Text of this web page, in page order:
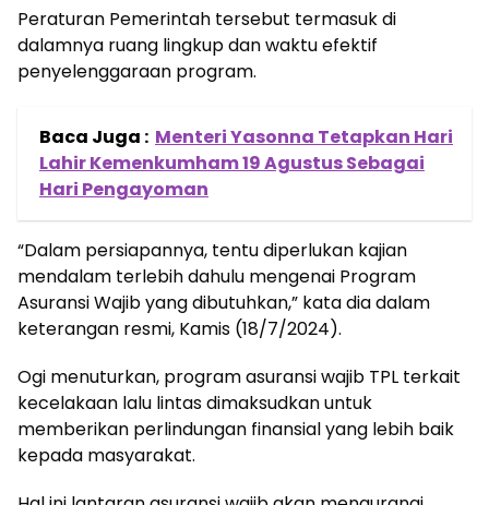
Peraturan Pemerintah tersebut termasuk di
dalamnya ruang lingkup dan waktu efektif
penyelenggaraan program.
Baca Juga : Menteri Yasonna Tetapkan Hari
Lahir Kemenkumham 19 Agustus Sebagai
Hari Pengayoman
“Dalam persiapannya, tentu diperlukan kajian
mendalam terlebih dahulu mengenai Program
Asuransi Wajib yang dibutuhkan,” kata dia dalam
keterangan resmi, Kamis (18/7/2024).
Ogi menuturkan, program asuransi wajib TPL terkait
kecelakaan lalu lintas dimaksudkan untuk
memberikan perlindungan finansial yang lebih baik
kepada masyarakat.